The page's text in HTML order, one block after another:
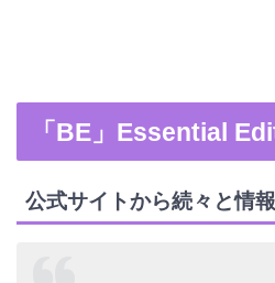
「BE」Essential
公式サイトから続々と情